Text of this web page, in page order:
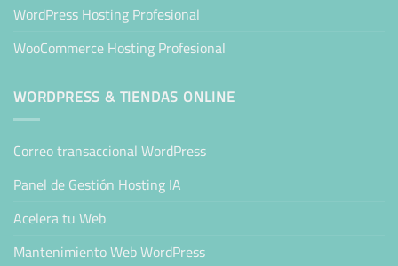
WordPress Hosting Profesional
WooCommerce Hosting Profesional
WORDPRESS & TIENDAS ONLINE
Correo transaccional WordPress
Panel de Gestión Hosting IA
Acelera tu Web
Mantenimiento Web WordPress